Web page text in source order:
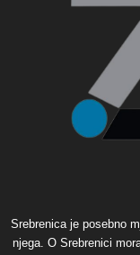
Srebrenica je posebno
njega. O Srebrenici